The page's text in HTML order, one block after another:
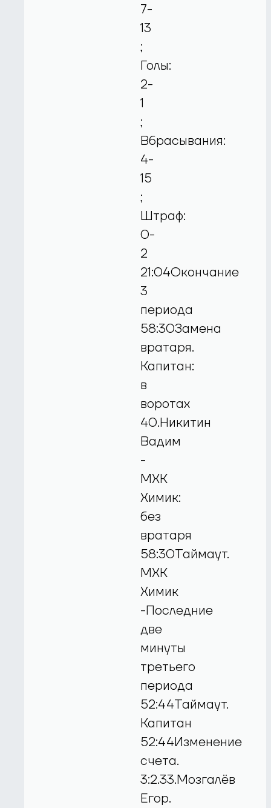
7-
13
;
Голы:
2-
1
;
Вбрасывания:
4-
15
;
Штраф:
0-
2
21:04Окончание
3
периода
58:30Замена
вратаря.
Капитан:
в
воротах
40.Никитин
Вадим
-
МХК
Химик:
без
вратаря
58:30Таймаут.
МХК
Химик
-Последние
две
минуты
третьего
периода
52:44Таймаут.
Капитан
52:44Изменение
счета.
3:2.33.Мозгалёв
Егор.